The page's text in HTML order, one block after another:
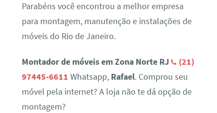
Parabéns você encontrou a melhor empresa
para montagem, manutenção e instalações de
móveis do Rio de Janeiro.
Montador de móveis em Zona Norte RJ
(21)
97445-6611 Whatsapp, Rafael. Comprou seu
móvel pela internet? A loja não te dá opção de
montagem?